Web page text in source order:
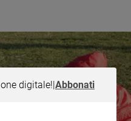
digitale!|Abbonati